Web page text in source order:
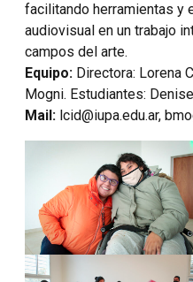
facilitando herramientas y
audiovisual en un trabajo
campos del arte.
Equipo: Directora: Lorena
Mogni. Estudiantes:
Mail: lcid@iupa.edu.ar,